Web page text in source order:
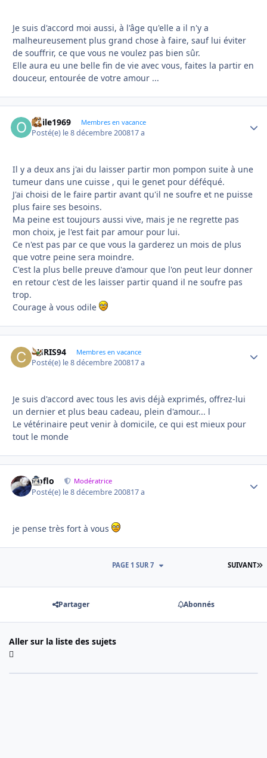
Je suis d'accord moi aussi, à l'âge qu'elle a il n'y a
malheureusement plus grand chose à faire, sauf lui éviter
de souffrir, ce que vous ne voulez pas bien sûr.
Elle aura eu une belle fin de vie avec vous, faites la partir en
douceur, entourée de votre amour ...
odile1969 Membres en vacance
Posté(e) le 8 décembre 200817 a
Il y a deux ans j'ai du laisser partir mon pompon suite à une
tumeur dans une cuisse , qui le genet pour déféqué.
J'ai choisi de le faire partir avant qu'il ne soufre et ne puisse
plus faire ses besoins.
Ma peine est toujours aussi vive, mais je ne regrette pas
mon choix, je l'est fait par amour pour lui.
Ce n'est pas par ce que vous la garderez un mois de plus
que votre peine sera moindre.
C'est la plus belle preuve d'amour que l'on peut leur donner
en retour c'est de les laisser partir quand il ne soufre pas
trop.
Courage à vous odile
CHRIS94 Membres en vacance
Posté(e) le 8 décembre 200817 a
Je suis d'accord avec tous les avis déjà exprimés, offrez-lui
un dernier et plus beau cadeau, plein d'amour... l
Le vétérinaire peut venir à domicile, ce qui est mieux pour
tout le monde
floflo Modératrice
Posté(e) le 8 décembre 200817 a
je pense très fort à vous
SUIVANT
PAGE 1 SUR 7
Partager Abonnés
Aller sur la liste des sujets